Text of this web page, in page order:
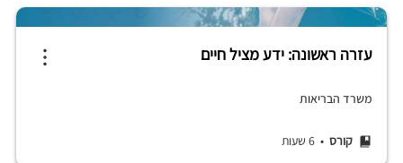
עזרה ראשונה: ידע מציל חיים
משרד הבריאות
קורס • 6 שעות